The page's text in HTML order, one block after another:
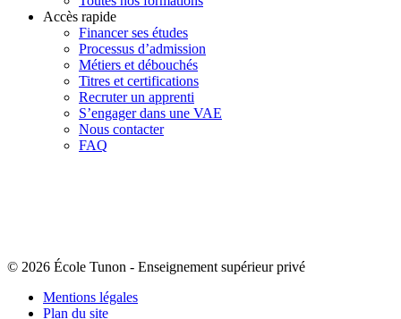
Accès rapide
Financer ses études
Processus d’admission
Métiers et débouchés
Titres et certifications
Recruter un apprenti
S’engager dans une VAE
Nous contacter
FAQ
© 2026 École Tunon - Enseignement supérieur privé
Mentions légales
Plan du site